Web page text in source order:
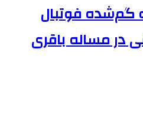
گم‌شده فوتبال
در مساله باقری